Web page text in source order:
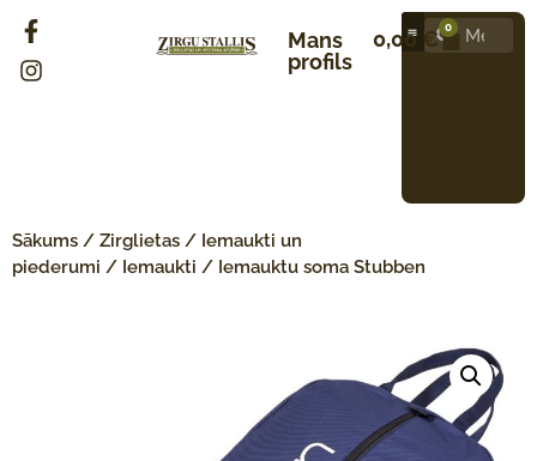
Mans
profils
0,00 € 0
Sākums / Zirglietas / Iemaukti un
piederumi / Iemaukti / Iemauktu soma Stubben